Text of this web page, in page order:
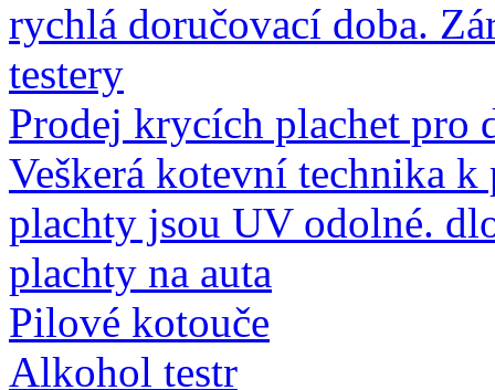
rychlá doručovací doba.
testery
Prodej krycích plachet pro
Veškerá kotevní technika k
plachty jsou UV odolné.
plachty na auta
Pilové kotouče
Alkohol testr